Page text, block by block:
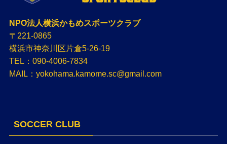
NPO法人横浜かもめスポーツクラブ
〒221-0865
横浜市神奈川区片倉5-26-19
TEL：090-4006-7834
MAIL：yokohama.kamome.sc@gmail.com
SOCCER CLUB